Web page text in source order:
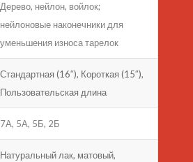
Дерево, нейлон, войлок;
нейлоновые наконечники для
уменьшения износа тарелок
Стандартная (16″), Короткая (15″),
Пользовательская длина
7А, 5А, 5Б, 2Б
Натуральный лак, матовый,